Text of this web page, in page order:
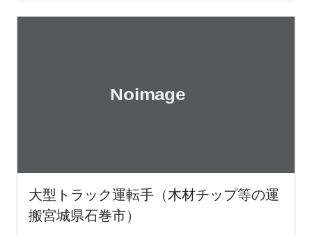
大型トラック運転手（木材チップ等の運
搬宮城県石巻市）